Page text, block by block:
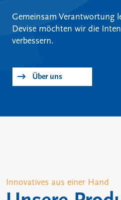
Gemeinsam Verantwortung
Devise möchten wir die
verbessern.
Über uns
Innovatives aus einer Hand